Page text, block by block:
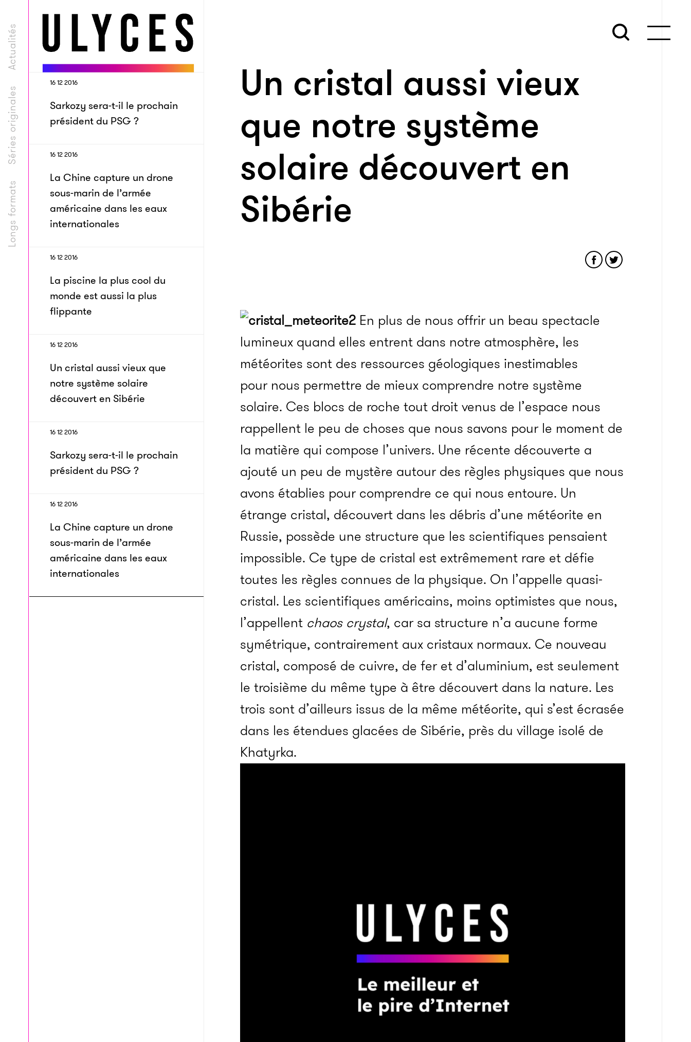
Longs formats
Séries originales
Actualités
16 12 2016
Sarkozy sera-t-il le prochain
président du PSG ?
16 12 2016
La Chine capture un drone
sous-marin de l’armée
américaine dans les eaux
internationales
16 12 2016
La piscine la plus cool du
monde est aussi la plus
flippante
16 12 2016
Un cristal aussi vieux que
notre système solaire
découvert en Sibérie
16 12 2016
Sarkozy sera-t-il le prochain
président du PSG ?
16 12 2016
La Chine capture un drone
sous-marin de l’armée
américaine dans les eaux
internationales
Un cristal aussi vieux
que notre système
solaire découvert en
Sibérie
En plus de nous offrir un beau spectacle
lumineux quand elles entrent dans notre atmosphère, les
météorites sont des ressources géologiques inestimables
pour nous permettre de mieux comprendre notre système
solaire. Ces blocs de roche tout droit venus de l’espace nous
rappellent le peu de choses que nous savons pour le moment de
la matière qui compose l’univers. Une récente découverte a
ajouté un peu de mystère autour des règles physiques que nous
avons établies pour comprendre ce qui nous entoure. Un
étrange cristal, découvert dans les débris d’une météorite en
Russie, possède une structure que les scientifiques pensaient
impossible. Ce type de cristal est extrêmement rare et défie
toutes les règles connues de la physique. On l’appelle quasi-
cristal. Les scientifiques américains, moins optimistes que nous,
l’appellent chaos crystal, car sa structure n’a aucune forme
symétrique, contrairement aux cristaux normaux. Ce nouveau
cristal, composé de cuivre, de fer et d’aluminium, est seulement
le troisième du même type à être découvert dans la nature. Les
trois sont d’ailleurs issus de la même météorite, qui s’est écrasée
dans les étendues glacées de Sibérie, près du village isolé de
Khatyrka.